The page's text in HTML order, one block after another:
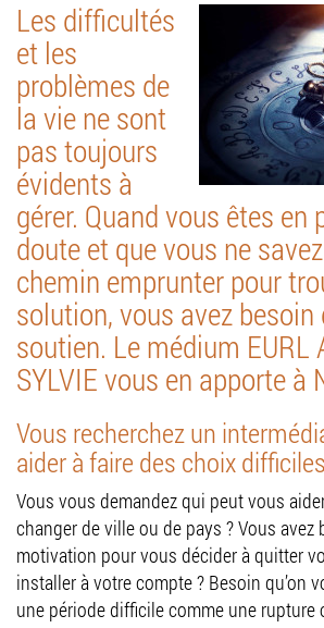
Les difficultés
et les
problèmes de
la vie ne sont
pas toujours
évidents à
gérer. Quand vous êtes en
doute et que vous ne
chemin emprunter pour
solution, vous avez besoin
soutien. Le médium EURL
SYLVIE vous en apporte à
Vous recherchez un
aider à faire des choix
Vous vous demandez qui peut vous
changer de ville ou de pays ? Vous avez
motivation pour vous décider à quitter
installer à votre compte ? Besoin qu’on
une période difficile comme une rupture